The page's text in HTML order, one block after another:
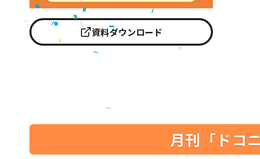
資料ダウンロード
月刊「ドコ